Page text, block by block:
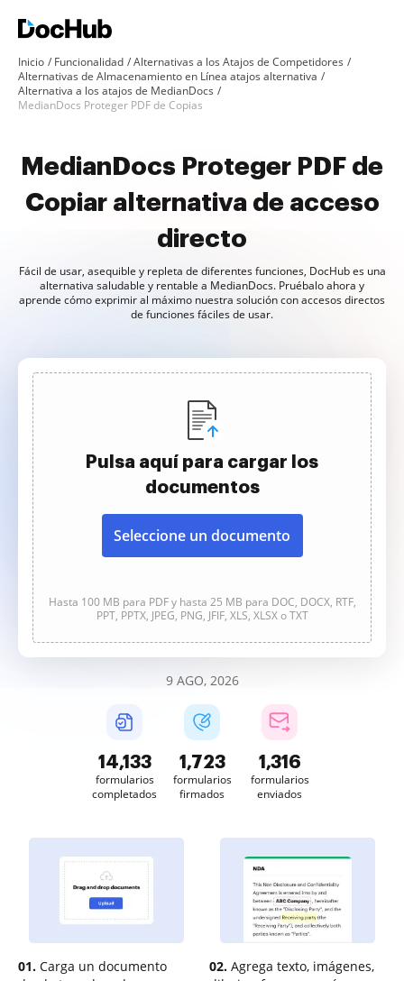
Inicio Funcionalidad
Alternativas a los Atajos de Competidores
Alternativas de Almacenamiento en Línea atajos alternativa
Alternativa a los atajos de MedianDocs
MedianDocs Proteger PDF de Copias
MedianDocs Proteger PDF de
Copiar alternativa de acceso
directo
Fácil de usar, asequible y repleta de diferentes funciones, DocHub es una
alternativa saludable y rentable a MedianDocs. Pruébalo ahora y
aprende cómo exprimir al máximo nuestra solución con accesos directos
de funciones fáciles de usar.
Pulsa aquí para cargar los
documentos
Seleccione un documento
Hasta 100 MB para PDF y hasta 25 MB para DOC, DOCX, RTF,
PPT, PPTX, JPEG, PNG, JFIF, XLS, XLSX o TXT
9 AGO, 2026
14,134
formularios
completados
1,723
formularios
firmados
1,316
formularios
enviados
01. Carga un documento
02. Agrega texto, imágenes,